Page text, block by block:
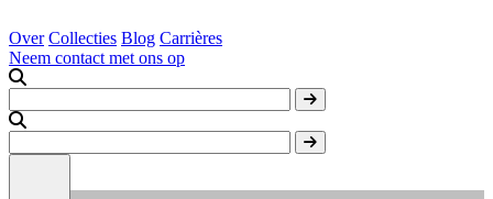
Over Collecties Blog Carrières
Neem contact met ons op